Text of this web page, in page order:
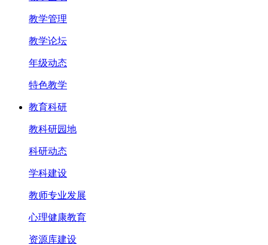
教学管理
教学论坛
年级动态
特色教学
教育科研
教科研园地
科研动态
学科建设
教师专业发展
心理健康教育
资源库建设